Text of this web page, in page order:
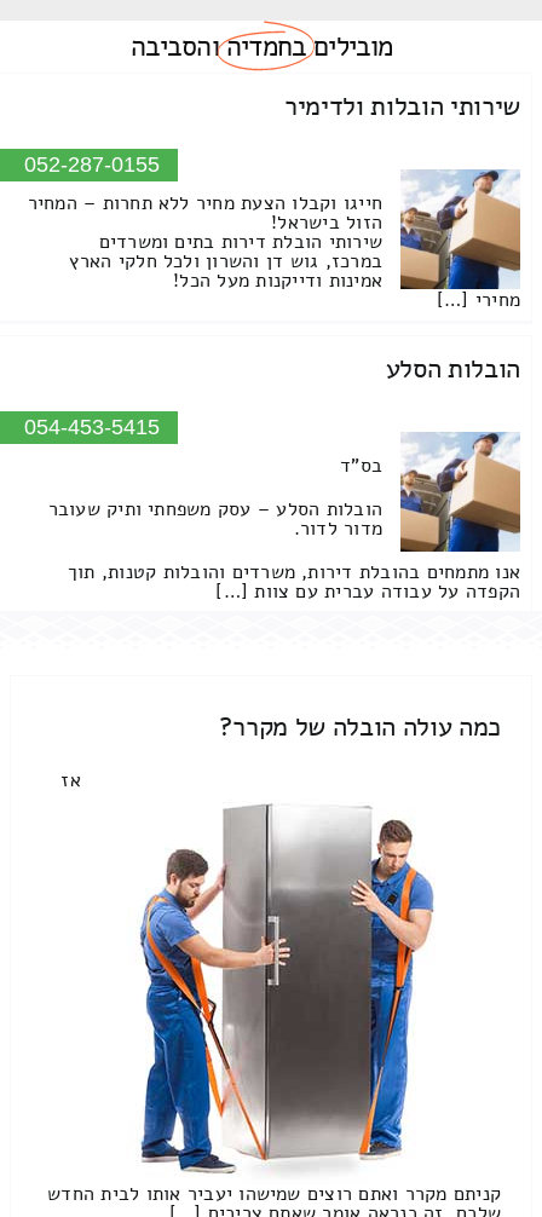
מוביליםבחמדיהוהסביבה
שירותי הובלות ולדימיר
052-287-0155
חייגו וקבלו הצעת מחיר ללא תחרות – המחיר
הזול בישראל!
שירותי הובלת דירות בתים ומשרדים
במרכז, גוש דן והשרון ולכל חלקי הארץ
אמינות ודייקנות מעל הכל!
מחירי […]
הובלות הסלע
054-453-5415
בס"ד
הובלות הסלע – עסק משפחתי ותיק שעובר
מדור לדור.
אנו מתמחים בהובלת דירות, משרדים והובלות קטנות, תוך
הקפדה על עבודה עברית עם צוות […]
כמה עולה הובלה של מקרר?
אז
קניתם מקרר ואתם רוצים שמישהו יעביר אותו לבית החדש